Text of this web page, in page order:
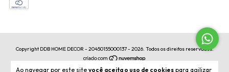
Ao navegar por este site você aceita o uso de cookies para agilizar
Copyright DDB HOME DECOR - 20450155000137 - 2026. Todos os direitos reservados.